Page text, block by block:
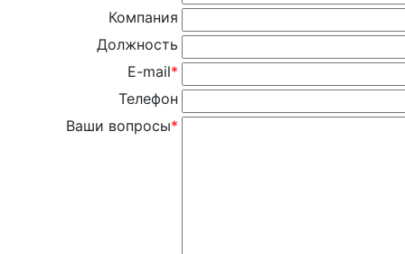
Компания
Должность
E-mail*
Телефон
Ваши вопросы*